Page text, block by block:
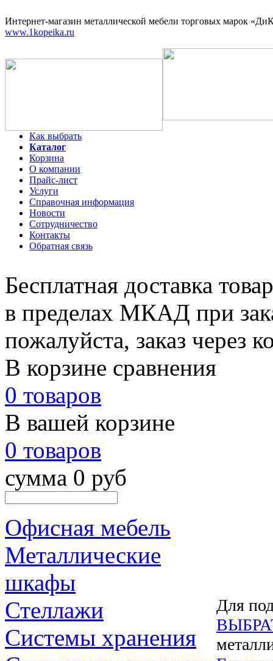
Интернет-магазин металлической мебели торговых марок
www.1kopeika.ru
Как выбрать
Каталог
Корзина
О компании
Прайс-лист
Услуги
Справочная информация
Новости
Сотрудничество
Контакты
Обратная связь
Бесплатная доставка
в пределах МКАД при
пожалуйста, заказ через
В корзине сравнения
0 товаров
В вашей корзине
0 товаров
сумма 0 руб
Офисная мебель
Металлические
шкафы
Стеллажи
Системы хранения
Для